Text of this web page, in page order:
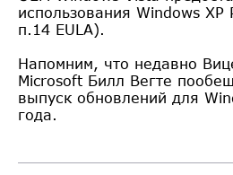
использования Windows XP
п.14 EULA).
Напомним, что недавно
Microsoft Билл Вегте
выпуск обновлений для
года.